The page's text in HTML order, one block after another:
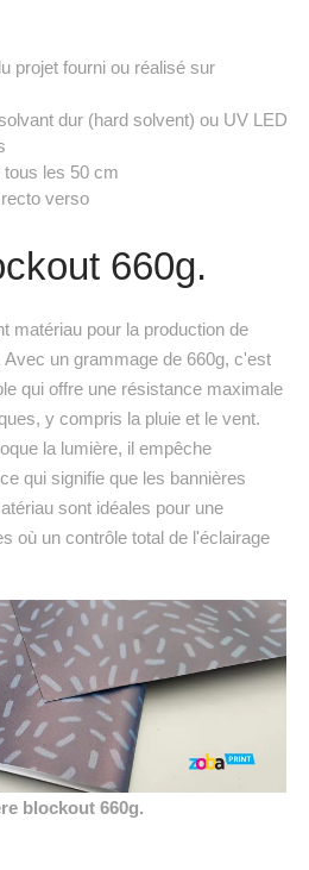
projet fourni ou réalisé sur
dur (hard solvent) ou UV LED
les 50 cm
verso
660g.
matériau pour la production de
Avec un grammage de 660g, c'est
qui offre une résistance maximale
y compris la pluie et le vent.
la lumière, il empêche
qui signifie que les bannières
sont idéales pour une
où un contrôle total de l'éclairage
blockout 660g.